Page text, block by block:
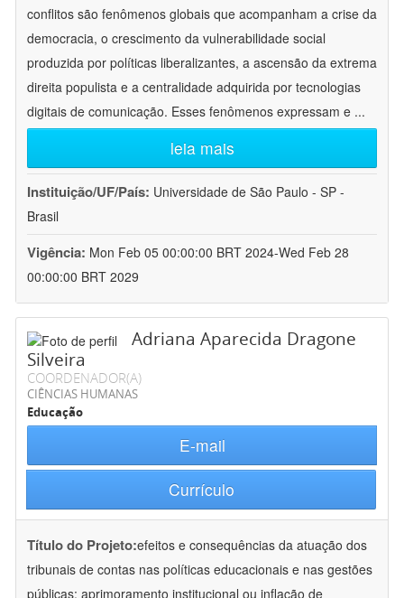
conflitos são fenômenos globais que acompanham a crise da
democracia, o crescimento da vulnerabilidade social
produzida por políticas liberalizantes, a ascensão da extrema
direita populista e a centralidade adquirida por tecnologias
digitais de comunicação. Esses fenômenos expressam e ...
leia mais
Instituição/UF/País: Universidade de São Paulo - SP -
Brasil
Vigência: Mon Feb 05 00:00:00 BRT 2024-Wed Feb 28
00:00:00 BRT 2029
Adriana Aparecida Dragone
Silveira
COORDENADOR(A)
CIÊNCIAS HUMANAS
Educação
E-mail
Currículo
Título do Projeto:efeitos e consequências da atuação dos
tribunais de contas nas políticas educacionais e nas gestões
públicas: aprimoramento institucional ou inflação de